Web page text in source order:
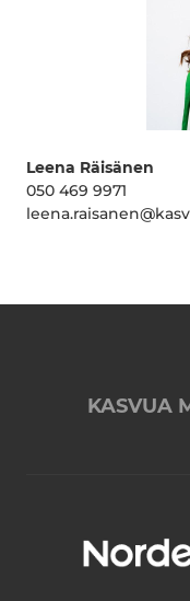
Leena Räisänen
050 469 9971
KASVUA